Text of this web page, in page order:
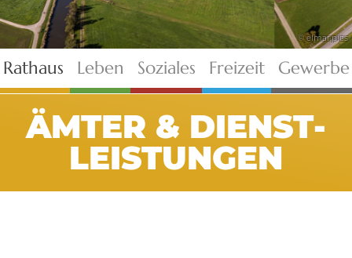
© elmar.pics
Rathaus Leben Soziales Freizeit Gewerbe
ÄMTER & DIENST­
LEISTUNGEN